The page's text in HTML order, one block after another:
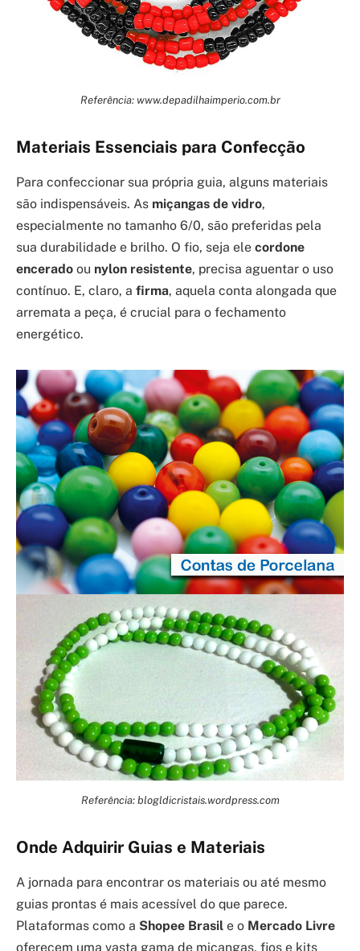
Referência: www.depadilhaimperio.com.br
Materiais Essenciais para Confecção
Para confeccionar sua própria guia, alguns materiais
são indispensáveis. As miçangas de vidro,
especialmente no tamanho 6/0, são preferidas pela
sua durabilidade e brilho. O fio, seja ele cordone
encerado ou nylon resistente, precisa aguentar o uso
contínuo. E, claro, a firma, aquela conta alongada que
arremata a peça, é crucial para o fechamento
energético.
Referência: blogldicristais.wordpress.com
Onde Adquirir Guias e Materiais
A jornada para encontrar os materiais ou até mesmo
guias prontas é mais acessível do que parece.
Plataformas como a Shopee Brasil e o Mercado Livre
oferecem uma vasta gama de miçangas, fios e kits